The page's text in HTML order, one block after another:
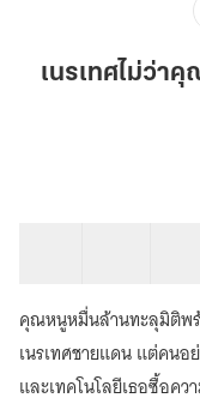
ว่า
คุณ
2
เล่ม
3
เนรเทศไม่ว่า
คุณหนูหมื่นล้านทะลุมิติพ
เนรเทศชายแดน แต่คนอ
และเทคโนโลยีเธอซื้อค